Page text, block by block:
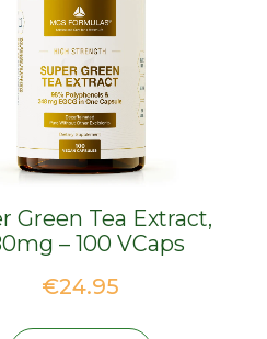
Green Tea Extract,
– 100 VCaps
€24.95